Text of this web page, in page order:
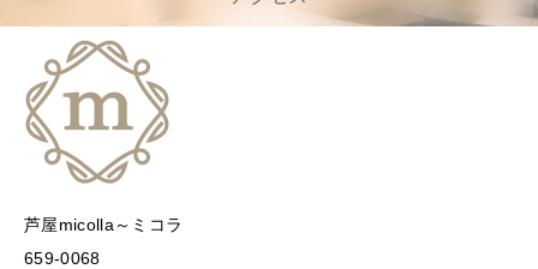
芦屋micolla～ミコラ
659-0068